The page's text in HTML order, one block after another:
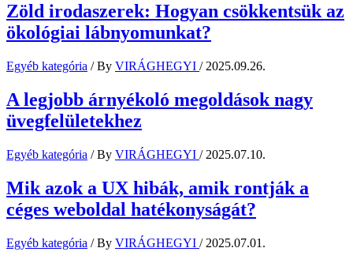
Zöld irodaszerek: Hogyan csökkentsük az
ökológiai lábnyomunkat?
Egyéb kategória / By VIRÁGHEGYI / 2025.09.26.
A legjobb árnyékoló megoldások nagy
üvegfelületekhez
Egyéb kategória / By VIRÁGHEGYI / 2025.07.10.
Mik azok a UX hibák, amik rontják a
céges weboldal hatékonyságát?
Egyéb kategória / By VIRÁGHEGYI / 2025.07.01.